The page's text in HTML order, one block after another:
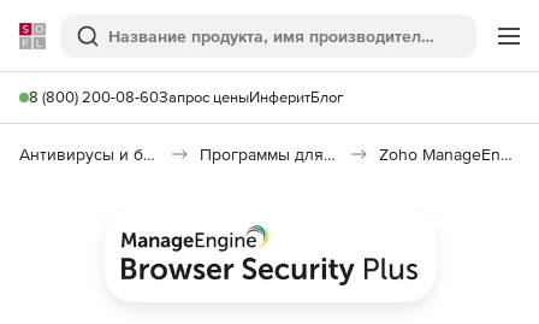
Softline
Поиск
8 (800) 200-08-60Запрос ценыИнферитБлог
Антивирусы и безопасность Программы для защиты информации Zoho ManageEngine Browser Security Plus